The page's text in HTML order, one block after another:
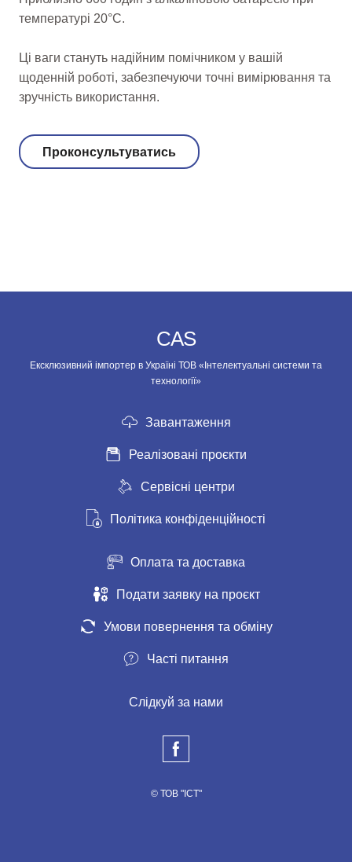
температурі 20°C.
Ці ваги стануть надійним помічником у вашій
щоденній роботі, забезпечуючи точні вимірювання та
зручність використання.
Проконсультуватись
CAS
Ексклюзивний імпортер в Україні ТОВ «Інтелектуальні системи та
технології»
Завантаження
Реалізовані проєкти
Сервісні центри
Політика конфіденційності
Оплата та доставка
Подати заявку на проєкт
Умови повернення та обміну
Часті питання
Слідкуй за нами
© ТОВ "ІСТ"